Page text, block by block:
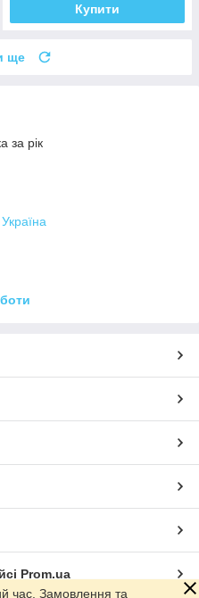
Купити
ще
за рік
Prom.ua
час. Замовлення та